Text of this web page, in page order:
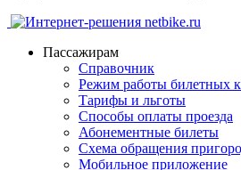
Пассажирам
Справочник
Режим работы билетных
Тарифы и льготы
Способы оплаты проезда
Абонементные билеты
Схема обращения
Мобильное приложение